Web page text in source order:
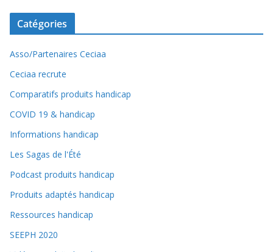
Catégories
Asso/Partenaires Ceciaa
Ceciaa recrute
Comparatifs produits handicap
COVID 19 & handicap
Informations handicap
Les Sagas de l'Été
Podcast produits handicap
Produits adaptés handicap
Ressources handicap
SEEPH 2020